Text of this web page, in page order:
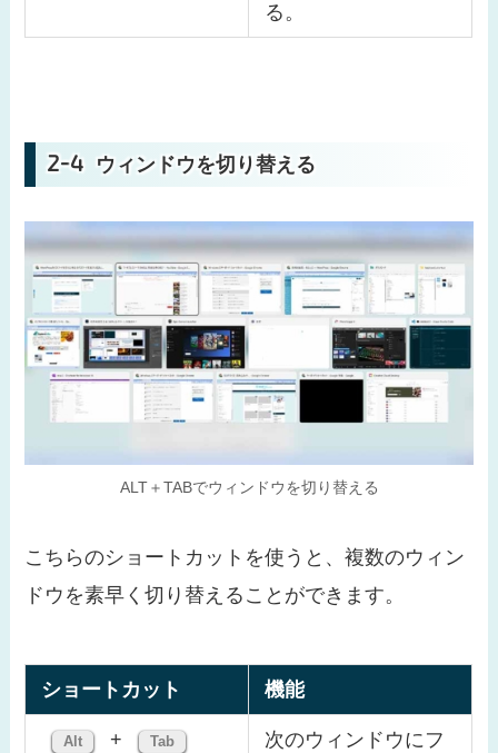
る。
ウィンドウを切り替える
ALT＋TABでウィンドウを切り替える
こちらのショートカットを使うと、複数のウィン
ドウを素早く切り替えることができます。
ショートカット 機能
Alt + Tab
次のウィンドウにフ